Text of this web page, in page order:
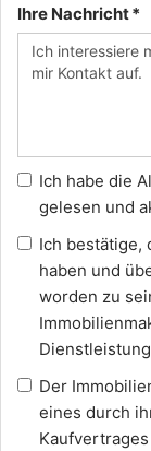
Ihre Nachricht *
Ich habe die
gelesen und
Ich bestätige,
haben und
worden zu
Der
eines durch